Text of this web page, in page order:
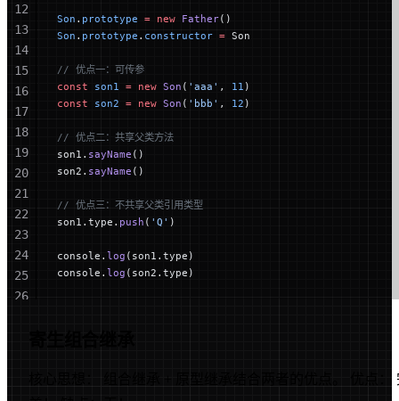
Son . prototype = new Father()
Son . prototype . constructor = Son
// 优点一：可传参
const son1 = new Son ( 'aaa' , 11 )
const son2 = new Son ( 'bbb' , 12 )
// 优点二：共享父类方法
son1. sayName ()
son2. sayName ()
// 优点三：不共享父类引用类型
son1.type. push ( 'Q' )
console. log (son1.type)
console. log (son2.type)
12
13
14
15
16
17
18
19
20
21
22
23
24
25
26
寄生组合继承
核心思想： 组合继承 + 原型继承结合两者的优点。 优点：